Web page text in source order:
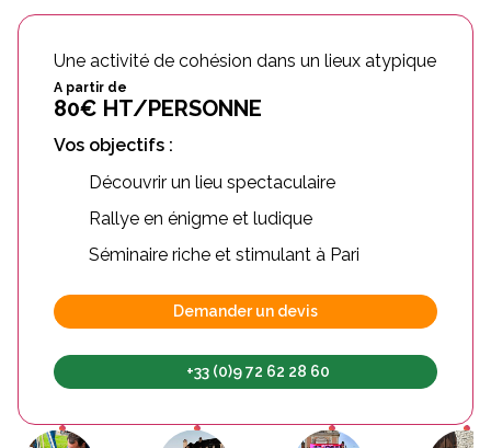
Une activité de cohésion dans un lieux atypique
A partir de
80€ HT/PERSONNE
Vos objectifs :
Découvrir un lieu spectaculaire
Rallye en énigme et ludique
Séminaire riche et stimulant à Pari
Demander un devis
+33 (0)9 72 62 28 60